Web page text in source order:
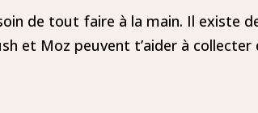
de tout faire à la main. Il existe
et Moz peuvent t’aider à